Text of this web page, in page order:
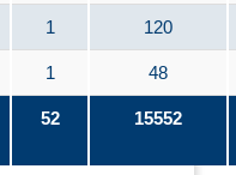
1 120
1 48
52 15552